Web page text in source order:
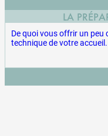
LA
De quoi vous offrir un peu
technique de votre accueil.